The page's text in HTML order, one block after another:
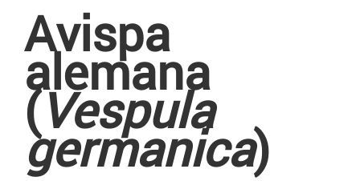
Avispa
alemana
(Vespula
germanica)